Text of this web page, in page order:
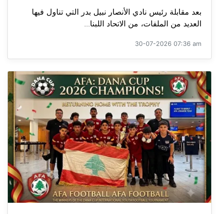
بعد مقابلة رئيس نادي الأنصار نبيل بدر التي تناول فيها
العديد من الملفات، من الاتحاد اللبنا...
30-07-2026 07:36 am